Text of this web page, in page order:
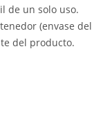
de un solo uso.
(envase del
del producto.